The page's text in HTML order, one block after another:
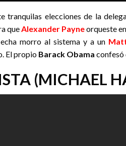
tranquilas elecciones de la
que Alexander Payneorqueste
morro al sistema y a un
El propio Barack Obama confesó
(MICHAEL